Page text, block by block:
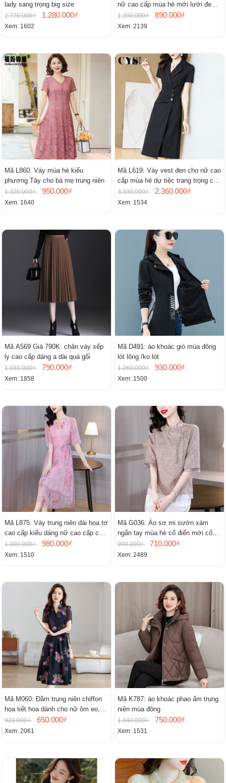
lady sang trọng big size
1.770.000₫ 1.280.000₫
Xem: 1602
nữ cao cấp mùa hè mới lưới đen
cao cấp khí chất nhỏ tay ngắn
1.200.000₫ 890.000₫
Xem: 2139
Mã L860: Váy mùa hè kiểu
phương Tây cho bà mẹ trung niên
1.320.000₫ 950.000₫
Xem: 1640
Mã L619: Váy vest đen cho nữ cao
cấp mùa hè dự tiệc trang trọng cao
cấp
3.330.000₫ 2.360.000₫
Xem: 1534
Mã A569 Giá 790K: chân váy xếp
ly cao cấp dáng a dài quá gối
1.030.000₫ 790.000₫
Xem: 1858
Mã D491: áo khoác gió mùa đông
lót lông /ko lót
1.260.000₫ 930.000₫
Xem: 1500
Mã L875: Váy trung niên dài hoa tơ
cao cấp kiểu dáng nữ cao cấp cao
cấp thần
1.390.000₫ 980.000₫
Xem: 1510
Mã G036: Áo sơ mi sườn xám
ngắn tay mùa hè cổ điển mới cổ
đứng
990.000₫ 710.000₫
Xem: 2489
Mã M060: Đầm trung niên chiffon
họa tiết hoa dành cho nữ ôm eo,
cổ chữ V, đầm midi tay ngắn thanh
lịch.
920.000₫ 650.000₫
Xem: 2061
Mã K787: áo khoác phao ấm trung
niên mùa đông
1.040.000₫ 750.000₫
Xem: 1531